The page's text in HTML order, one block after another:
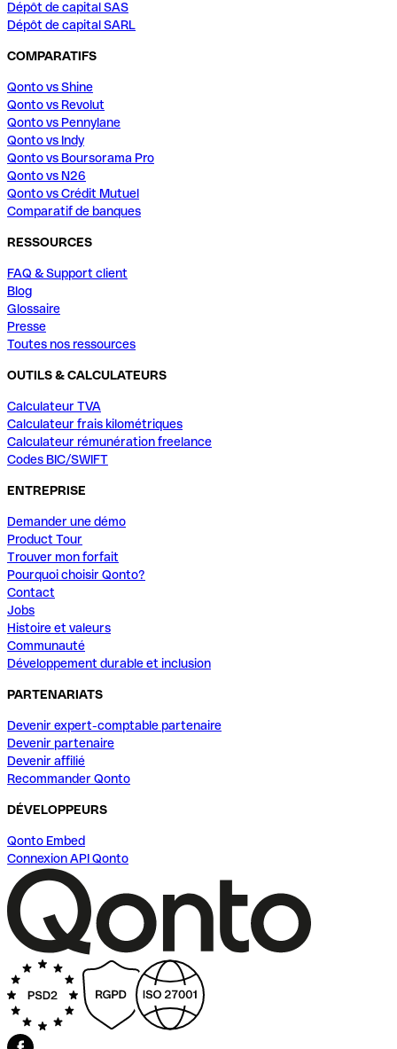
Dépôt de capital SAS
Dépôt de capital SARL
COMPARATIFS
Qonto vs Shine
Qonto vs Revolut
Qonto vs Pennylane
Qonto vs Indy
Qonto vs Boursorama Pro
Qonto vs N26
Qonto vs Crédit Mutuel
Comparatif de banques
RESSOURCES
FAQ & Support client
Blog
Glossaire
Presse
Toutes nos ressources
OUTILS & CALCULATEURS
Calculateur TVA
Calculateur frais kilométriques
Calculateur rémunération freelance
Codes BIC/SWIFT
ENTREPRISE
Demander une démo
Product Tour
Trouver mon forfait
Pourquoi choisir Qonto?
Contact
Jobs
Histoire et valeurs
Communauté
Développement durable et inclusion
PARTENARIATS
Devenir expert-comptable partenaire
Devenir partenaire
Devenir affilié
Recommander Qonto
DÉVELOPPEURS
Qonto Embed
Connexion API Qonto